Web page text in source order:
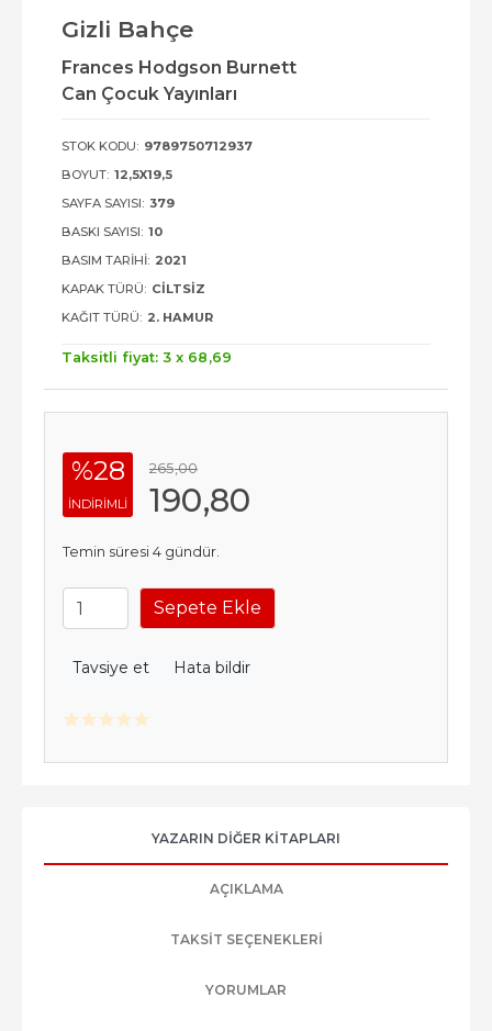
Gizli Bahçe
Frances Hodgson Burnett
Can Çocuk Yayınları
STOK KODU: 9789750712937
BOYUT: 12,5X19,5
SAYFA SAYISI: 379
BASKI SAYISI: 10
BASIM TARIHI: 2021
KAPAK TÜRÜ: CILTSIZ
KAĞIT TÜRÜ: 2. HAMUR
Taksitli fiyat: 3 x 68 ,69
%28
INDIRIMLI
265,00
190,80
Temin süresi 4 gündür.
Sepete Ekle
Tavsiye et Hata bildir
YAZARIN DIĞER KITAPLARI
AÇIKLAMA
TAKSIT SEÇENEKLERI
YORUMLAR